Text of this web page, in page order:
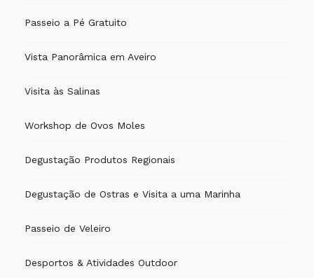
Passeio a Pé Gratuito
Vista Panorâmica em Aveiro
Visita às Salinas
Workshop de Ovos Moles
Degustação Produtos Regionais
Degustação de Ostras e Visita a uma Marinha
Passeio de Veleiro
Desportos & Atividades Outdoor